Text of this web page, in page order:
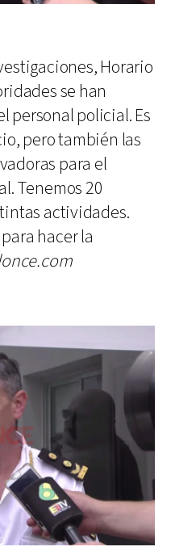
Horario
se han
personal policial. Es
pero también las
para el
Tenemos 20
actividades.
hacer la